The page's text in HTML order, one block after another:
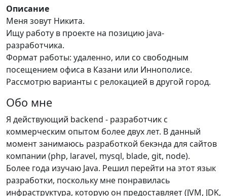
Описание
Меня зовут Никита.
Ищу работу в проекте на позицию java-
разработчика.
Формат работы: удаленно, или со свободным
посещением офиса в Казани или Иннополисе.
Рассмотрю варианты с релокацией в другой город.
Обо мне
Я действующий backend - разработчик с
коммерческим опытом более двух лет. В данный
момент занимаюсь разработкой бекэнда для сайтов
компании (php, laravel, mysql, blade, git, node).
Более года изучаю Java. Решил перейти на этот язык
разработки, поскольку мне понравилась
инфраструктура, которую он предоставляет (JVM, JDK,